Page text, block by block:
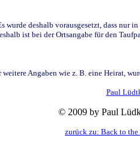
deshalb vorausgesetzt, dass
ist bei der Ortsangabe für den
Angaben wie z. B. eine Heirat,
Paul
© 2009 by Paul
zurück zu: Back to